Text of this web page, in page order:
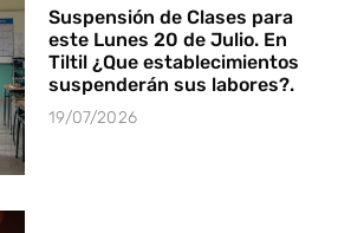
Suspensión de Clases para
este Lunes 20 de Julio. En
Tiltil ¿Que establecimientos
suspenderán sus labores?.
19/07/2026